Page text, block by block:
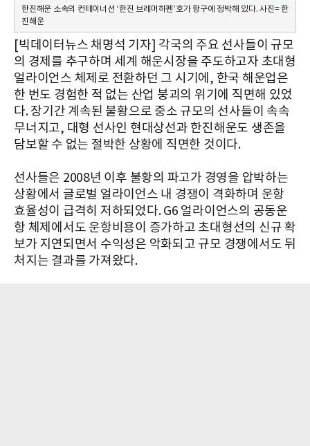
한진해운 소속의 컨테이너선 ‘한진 브레머하펜’호가 항구에 정박해 있다. 사진= 한
진해운
[빅데이터뉴스 채명석 기자] 각국의 주요 선사들이 규모
의 경제를 추구하며 세계 해운시장을 주도하고자 초대형
얼라이언스 체제로 전환하던 그 시기에, 한국 해운업은
한 번도 경험한 적 없는 산업 붕괴의 위기에 직면해 있었
다. 장기간 계속된 불황으로 중소 규모의 선사들이 속속
무너지고, 대형 선사인 현대상선과 한진해운도 생존을
담보할 수 없는 절박한 상황에 직면한 것이다.
선사들은 2008년 이후 불황의 파고가 경영을 압박하는
상황에서 글로벌 얼라이언스 내 경쟁이 격화하며 운항
효율성이 급격히 저하되었다. G6 얼라이언스의 공동운
항 체제에서도 운항비용이 증가하고 초대형선의 신규 확
보가 지연되면서 수익성은 악화되고 규모 경쟁에서도 뒤
처지는 결과를 가져왔다.